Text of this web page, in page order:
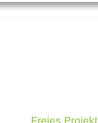
Freies Projekt